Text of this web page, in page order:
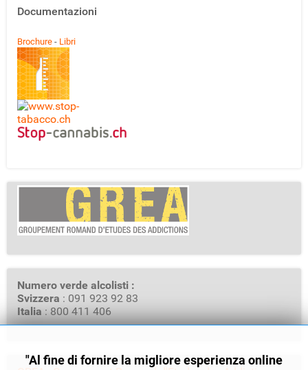
Documentazioni
Brochure - Libri
Numero verde alcolisti :
Svizzera : 091 923 92 83
Italia : 800 411 406
"Al fine di fornire la migliore esperienza online